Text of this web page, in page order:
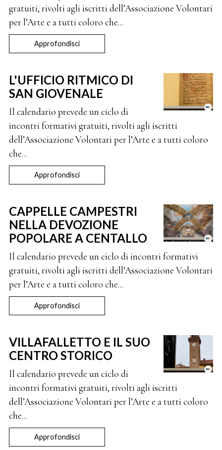
gratuiti, rivolti agli iscritti dell’Associazione Volontari
per l’Arte e a tutti coloro che...
Approfondisci
L'UFFICIO RITMICO DI
SAN GIOVENALE
Il calendario prevede un ciclo di
incontri formativi gratuiti, rivolti agli iscritti
dell’Associazione Volontari per l’Arte e a tutti coloro
che...
Approfondisci
CAPPELLE CAMPESTRI
NELLA DEVOZIONE
POPOLARE A CENTALLO
Il calendario prevede un ciclo di incontri formativi
gratuiti, rivolti agli iscritti dell’Associazione Volontari
per l’Arte e a tutti coloro che...
Approfondisci
VILLAFALLETTO E IL SUO
CENTRO STORICO
Il calendario prevede un ciclo di
incontri formativi gratuiti, rivolti agli iscritti
dell’Associazione Volontari per l’Arte e a tutti coloro
che...
Approfondisci